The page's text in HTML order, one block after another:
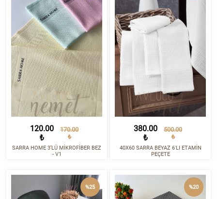
120.00
₺
170.00
₺
SARRA HOME 3’LÜ MİKROFİBER BEZ
- V1
380.00
₺
500.00
₺
40X60 SARRA BEYAZ 6'LI ETAMİN
PEÇETE
%25 %20